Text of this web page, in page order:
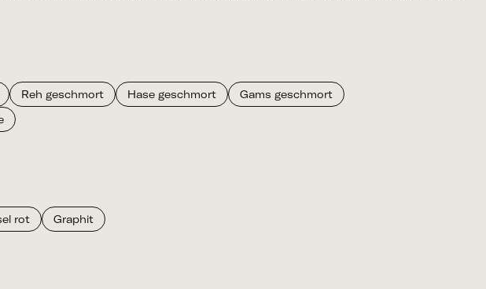
Reh geschmort Hase geschmort
Gams geschmort
rot Graphit